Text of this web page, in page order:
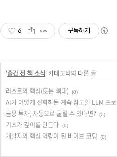
6 구독하기
'출간 전 책 소식' 카테고리의 다른 글
러스트의 핵심(또는 뼈대)
(0)
AI가 어떻게 진화하든 계속 참고할 LLM 프
금융 투자, 자동으로 굴릴 수 있다면? (0)
기초가 깊이를 만든다 (0)
개발자의 핵심 역량이 된 바이브 코딩 (0)